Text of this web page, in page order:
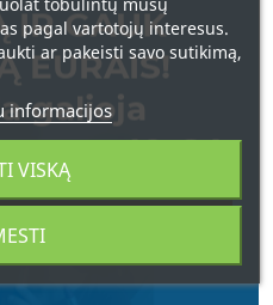
pagal vartotojų interesus.
ar pakeisti savo sutikimą,
informacijos
VISKĄ
IR GAUK
EURAIS!
galioja
nuo 49 € !